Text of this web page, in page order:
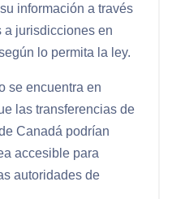
información a través
a jurisdicciones en
lo permita la ley.
se encuentra en
las transferencias de
Canadá podrían
accesible para
autoridades de